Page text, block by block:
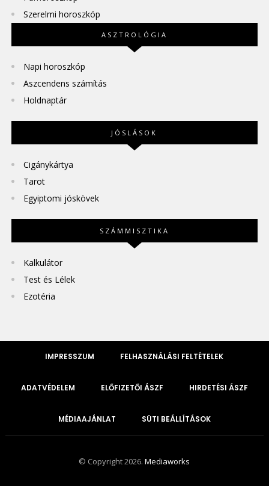
Szerelmi horoszkóp
ASZTROLÓGIA
Napi horoszkóp
Aszcendens számítás
Holdnaptár
JÓSLÁSOK
Cigánykártya
Tarot
Egyiptomi jóskövek
SZÁMMISZTIKA
Kalkulátor
Test és Lélek
Ezotéria
IMPRESSZUM FELHASZNÁLÁSI FELTÉTELEK
ADATVÉDELEM ELŐFIZETŐI ÁSZF HIRDETÉSI ÁSZF
MÉDIAAJÁNLAT SÜTI BEÁLLÍTÁSOK
© Copyright 2026.Mediaworks